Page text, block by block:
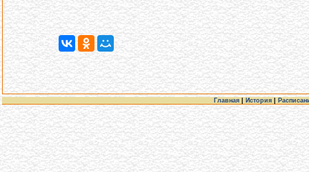
Главная История